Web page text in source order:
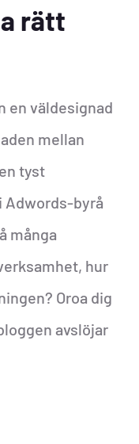
rätt
en väldesignad
mellan
tyst
Adwords-byrå
många
hur
Oroa dig
avslöjar